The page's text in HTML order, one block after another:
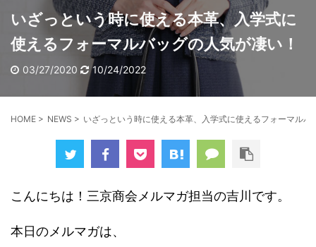
いざっという時に使える本革、入学式に
使えるフォーマルバッグの人気が凄い！
03/27/2020 10/24/2022
HOME > NEWS > いざっという時に使える本革、入学式に使えるフォーマルバ
こんにちは！三京商会メルマガ担当の吉川です。
本日のメルマガは、